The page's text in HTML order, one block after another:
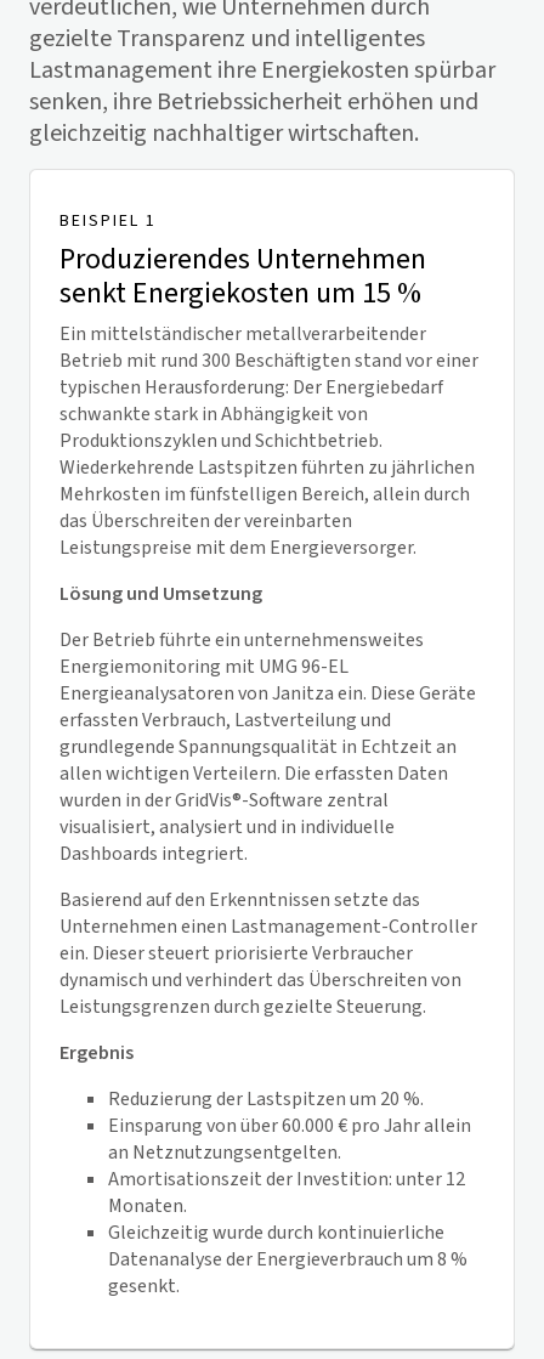
verdeutlichen, wie Unternehmen durch
gezielte Transparenz und intelligentes
Lastmanagement ihre Energiekosten spürbar
senken, ihre Betriebssicherheit erhöhen und
gleichzeitig nachhaltiger wirtschaften.
BEISPIEL 1
Produzierendes Unternehmen
senkt Energiekosten um 15 %
Ein mittelständischer metallverarbeitender
Betrieb mit rund 300 Beschäftigten stand vor einer
typischen Herausforderung: Der Energiebedarf
schwankte stark in Abhängigkeit von
Produktionszyklen und Schichtbetrieb.
Wiederkehrende Lastspitzen führten zu jährlichen
Mehrkosten im fünfstelligen Bereich, allein durch
das Überschreiten der vereinbarten
Leistungspreise mit dem Energieversorger.
Lösung und Umsetzung
Der Betrieb führte ein unternehmensweites
Energiemonitoring mit UMG 96-EL
Energieanalysatoren von Janitza ein. Diese Geräte
erfassten Verbrauch, Lastverteilung und
grundlegende Spannungsqualität in Echtzeit an
allen wichtigen Verteilern. Die erfassten Daten
wurden in derGridVis®-Software zentral
visualisiert, analysiert und in individuelle
Dashboards integriert.
Basierend auf den Erkenntnissen setzte das
Unternehmen einen Lastmanagement-Controller
ein. Dieser steuert priorisierte Verbraucher
dynamisch und verhindert das Überschreiten von
Leistungsgrenzen durch gezielte Steuerung.
Ergebnis
Reduzierung der Lastspitzen um 20 %.
Einsparung von über 60.000 € pro Jahr allein
an Netznutzungsentgelten.
Amortisationszeit der Investition: unter 12
Monaten.
Gleichzeitig wurde durch kontinuierliche
Datenanalyse der Energieverbrauch um 8 %
gesenkt.